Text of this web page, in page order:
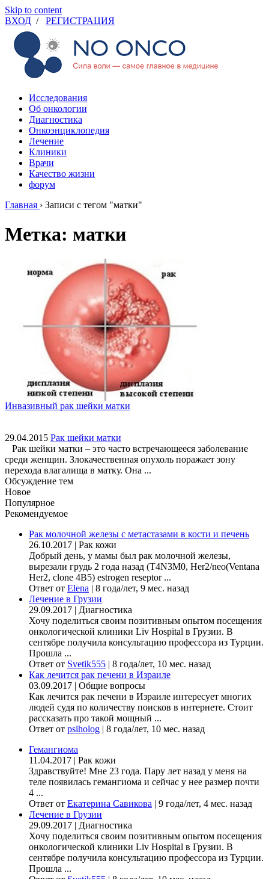
Skip to content
ВХОД / РЕГИСТРАЦИЯ
Исследования
Об онкологии
Диагностика
Онкоэнциклопедия
Лечение
Клиники
Врачи
Качество жизни
форум
Главная › Записи с тегом "матки"
Метка: матки
Инвазивный рак шейки матки
29.04.2015 Рак шейки матки
Рак шейки матки – это часто встречающееся заболевание
среди женщин. Злокачественная опухоль поражает зону
перехода влагалища в матку. Она ...
Обсуждение тем
Новое
Популярное
Рекомендуемое
Рак молочной железы с метастазами в кости и печень
26.10.2017 | Рак кожи
Добрый день, у мамы был рак молочной железы,
вырезали грудь 2 года назад (Т4N3M0, Her2/neo(Ventana
Her2, clone 4B5) estrogen reseptor ...
Ответ от Elena | 8 года/лет, 9 мес. назад
Лечение в Грузии
29.09.2017 | Диагностика
Хочу поделиться своим позитивным опытом посещения
онкологической клиники Liv Hospital в Грузии. В
сентябре получила консультацию профессора из Турции.
Прошла ...
Ответ от Svetik555 | 8 года/лет, 10 мес. назад
Как лечится рак печени в Израиле
03.09.2017 | Общие вопросы
Как лечится рак печени в Израиле интересует многих
людей судя по количеству поисков в интернете. Стоит
рассказать про такой мощный ...
Ответ от psiholog | 8 года/лет, 10 мес. назад
Гемангиома
11.04.2017 | Рак кожи
Здравствуйте! Мне 23 года. Пару лет назад у меня на
теле появилась гемангиома и сейчас у нее размер почти
4 ...
Ответ от Екатерина Савикова | 9 года/лет, 4 мес. назад
Лечение в Грузии
29.09.2017 | Диагностика
Хочу поделиться своим позитивным опытом посещения
онкологической клиники Liv Hospital в Грузии. В
сентябре получила консультацию профессора из Турции.
Прошла ...